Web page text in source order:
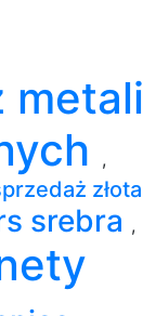
metali
,
złota
srebra ,